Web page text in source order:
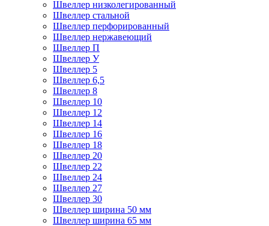
Швеллер низколегированный
Швеллер стальной
Швеллер перфорированный
Швеллер нержавеющий
Швеллер П
Швеллер У
Швеллер 5
Швеллер 6,5
Швеллер 8
Швеллер 10
Швеллер 12
Швеллер 14
Швеллер 16
Швеллер 18
Швеллер 20
Швеллер 22
Швеллер 24
Швеллер 27
Швеллер 30
Швеллер ширина 50 мм
Швеллер ширина 65 мм